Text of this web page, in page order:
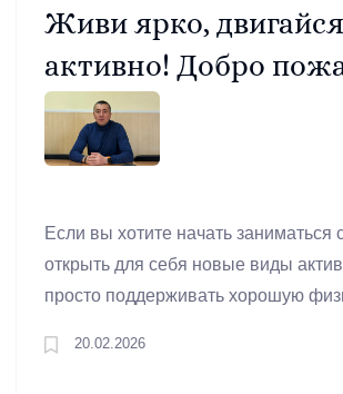
«классике».
Живи ярко, двигайся
активно! Добро
в «Уралец»!
Если вы хотите начать заниматься
открыть для себя новые виды
просто поддерживать хорошую
Артемовском округе есть настоящий
20.02.2026